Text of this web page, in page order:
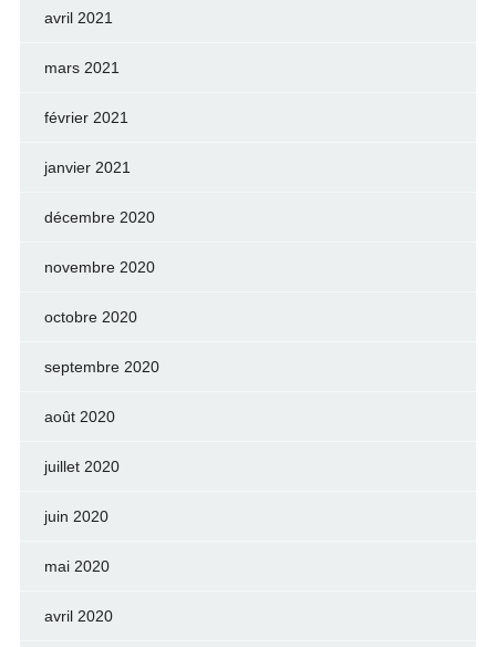
avril 2021
mars 2021
février 2021
janvier 2021
décembre 2020
novembre 2020
octobre 2020
septembre 2020
août 2020
juillet 2020
juin 2020
mai 2020
avril 2020